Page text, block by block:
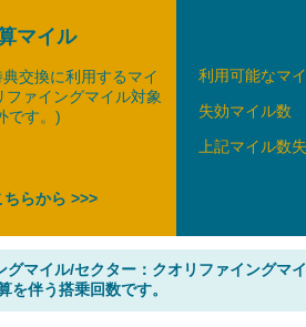
マイル
交換に利用するマイ
ファイングマイル対象
です。)
らから >>>
利用可能なマ
失効マイル数
上記マイル数
グマイル/セクター：クオリファイングマ
を伴う搭乗回数です。